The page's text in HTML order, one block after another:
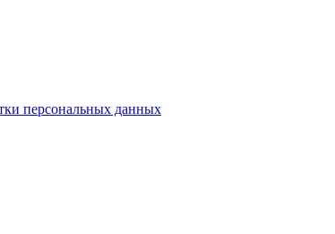
персональных данных